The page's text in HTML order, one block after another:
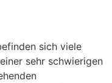
sich viele
sehr schwierigen